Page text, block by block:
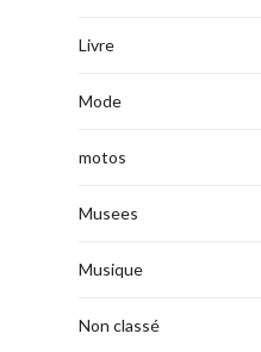
Livre
Mode
motos
Musees
Musique
Non classé